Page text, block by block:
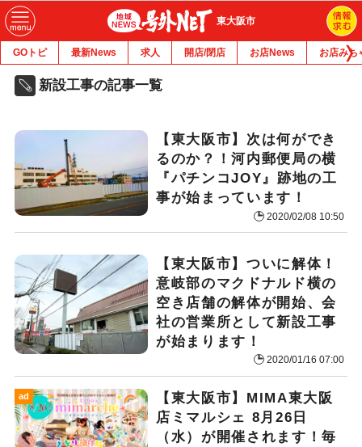
東大阪市
GOトピ 最新News 求人 開店/閉店 お店News お店みち
新設工事の記事一覧
【東大阪市】次は何ができ
るのか？！河内郵便局の横
『パチンコJOY』跡地の工
事が始まっています！
2020/02/08 10:50
【東大阪市】ついに解体！
意岐部のマクドナルド横の
空き店舗の解体が開始、会
社の営業所として新設工事
が始まります！
2020/01/16 07:00
ad
【東大阪市】MIMA東大阪
店ミマルシェ 8月26日
（水）が開催されます！毎